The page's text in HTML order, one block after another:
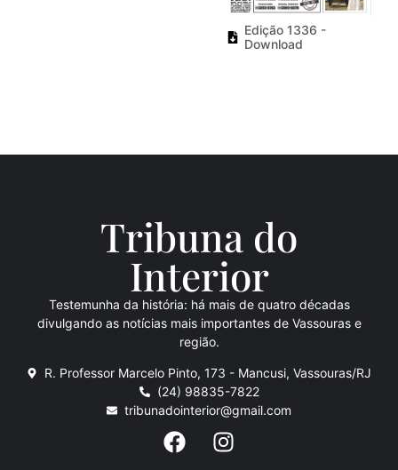
Edição 1336 -
Download
Tribuna do
Interior
Testemunha da história: há mais de quatro décadas
divulgando as notícias mais importantes de Vassouras e
região.
R. Professor Marcelo Pinto, 173 - Mancusi, Vassouras/RJ
(24) 98835-7822
tribunadointerior@gmail.com